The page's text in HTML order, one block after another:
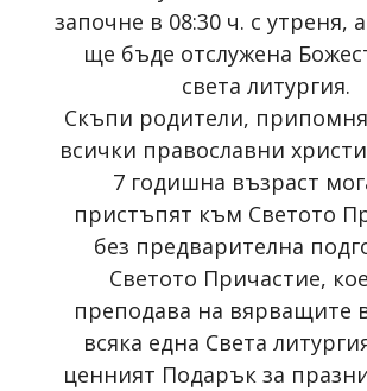
започне в 08:30 ч. с утреня,
ще бъде отслужена
света литургия.
Скъпи родители,
всички православни
7 годишна възраст
пристъпят към Светото
без предварителна
Светото Причастие,
преподава на вярващите
всяка една Света
ценният Подарък за